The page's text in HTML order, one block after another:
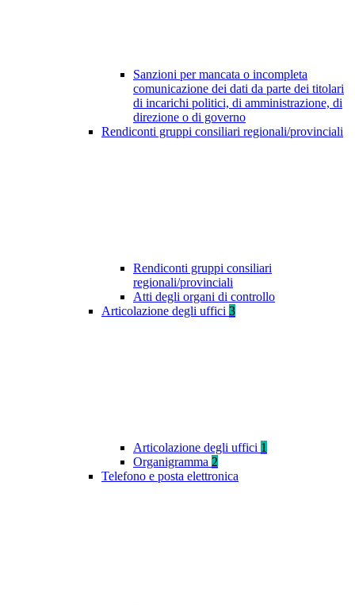
Sanzioni per mancata o incompleta
comunicazione dei dati da parte dei titolari
di incarichi politici, di amministrazione, di
direzione o di governo
Rendiconti gruppi consiliari regionali/provinciali
Rendiconti gruppi consiliari
regionali/provinciali
Atti degli organi di controllo
Articolazione degli uffici 3
Articolazione degli uffici 1
Organigramma 2
Telefono e posta elettronica